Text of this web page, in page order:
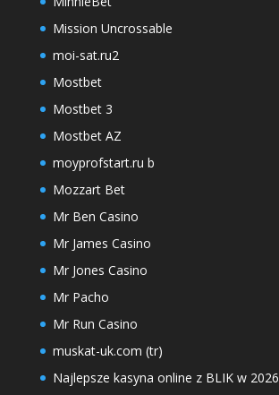
Mission Uncrossable
moi-sat.ru2
Mostbet
Mostbet 3
Mostbet AZ
moyprofstart.ru b
Mozzart Bet
Mr Ben Casino
Mr James Casino
Mr Jones Casino
Mr Pacho
Mr Run Casino
muskat-uk.com (tr)
Najlepsze kasyna online z BLIK w 2026